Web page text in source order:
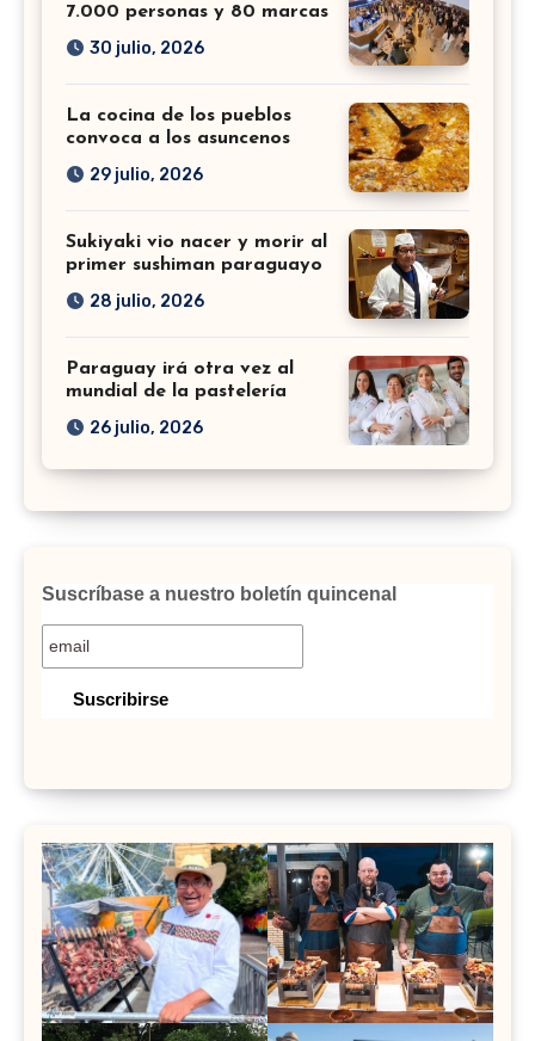
7.000 personas y 80 marcas
30 julio, 2026
La cocina de los pueblos
convoca a los asuncenos
29 julio, 2026
Sukiyaki vio nacer y morir al
primer sushiman paraguayo
28 julio, 2026
Paraguay irá otra vez al
mundial de la pastelería
26 julio, 2026
Suscríbase a nuestro boletín quincenal